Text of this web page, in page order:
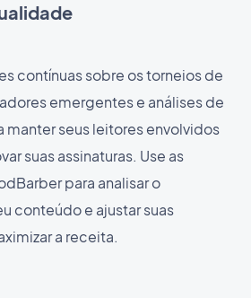
contínuas sobre os torneios de
emergentes e análises de
manter seus leitores envolvidos
suas assinaturas. Use as
para analisar o
conteúdo e ajustar suas
a receita.